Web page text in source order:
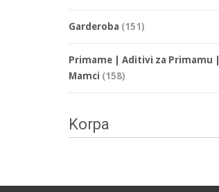
Garderoba (151)
Primame | Aditivi za Primamu |
Mamci (158)
Korpa